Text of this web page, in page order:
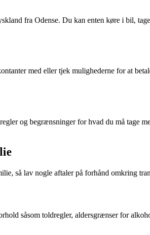
fra Odense. Du kan enten køre i bil,
med eller tjek mulighederne for at
og begrænsninger for hvad du må tage
så lav nogle aftaler på forhånd omkring
såsom toldregler, aldersgrænser for